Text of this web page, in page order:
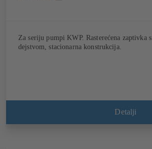
Za seriju pumpi KWP. Rasterećena zaptivka
dejstvom, stacionarna konstrukcija.
Detalji